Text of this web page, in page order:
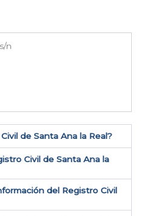
n
de Santa Ana la Real​?
Civil de Santa Ana la
del Registro Civil